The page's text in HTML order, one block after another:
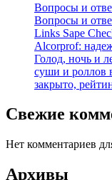
Вопросы и
Вопросы и
Links Sape
Alcorprof:
Голод, ночь и
суши и роллов
закрыто,
Свежие
Нет комментариев
Архивы